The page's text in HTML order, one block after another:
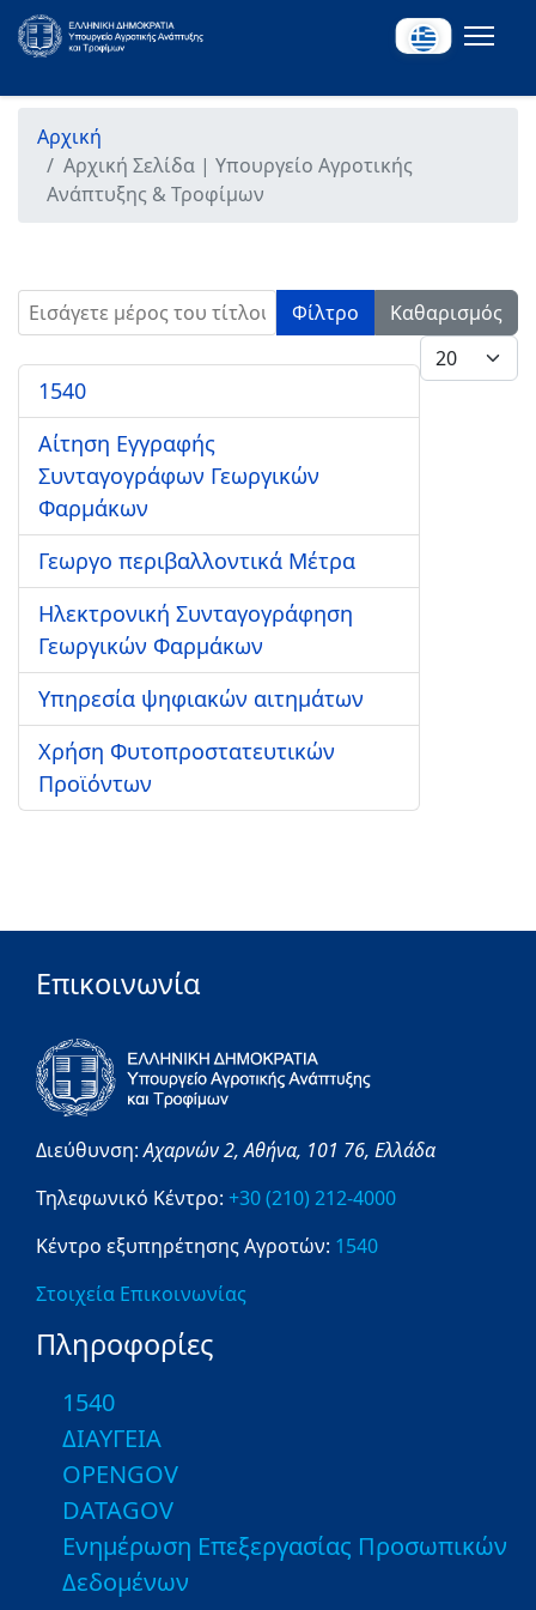
Αρχική
Αρχική Σελίδα | Υπουργείο Αγροτικής
Ανάπτυξης & Τροφίμων
Εισάγετε μέρος του τίτλου. Φίλτρο
Καθαρισμός
Εμφάνιση #
1540
Αίτηση Εγγραφής
Συνταγογράφων Γεωργικών
Φαρμάκων
Γεωργο περιβαλλοντικά Μέτρα
Ηλεκτρονική Συνταγογράφηση
Γεωργικών Φαρμάκων
Υπηρεσία ψηφιακών αιτημάτων
Χρήση Φυτοπροστατευτικών
Προϊόντων
Επικοινωνία
Διεύθυνση:Αχαρνών 2,Αθήνα, 101 76, Ελλάδα
Τηλεφωνικό Κέντρο: +30 (210) 212-4000
Κέντρο εξυπηρέτησης Αγροτών: 1540
Στοιχεία Επικοινωνίας
Πληροφορίες
1540
ΔΙΑΥΓΕΙΑ
OPENGOV
DATAGOV
Ενημέρωση Επεξεργασίας Προσωπικών
Δεδομένων